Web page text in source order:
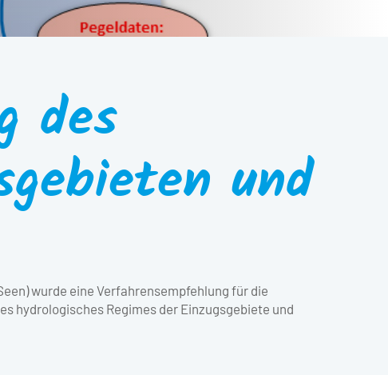
des
und
wurde eine Verfahrensempfehlung für die
hydrologisches Regimes der Einzugsgebiete und